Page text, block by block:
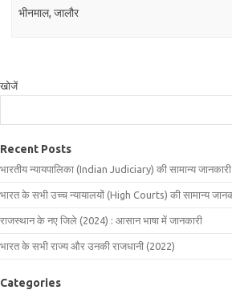
भीनमाल, जालौर
खोजें
Recent Posts
भारतीय न्यायपालिका (Indian Judiciary) की सामान्य जानकारी
भारत के सभी उच्च न्यायालयों (High Courts) की सामान्य
राजस्थान के नए जिले (2024) : आसान भाषा में जानकारी
भारत के सभी राज्य और उनकी राजधानी (2022)
Categories